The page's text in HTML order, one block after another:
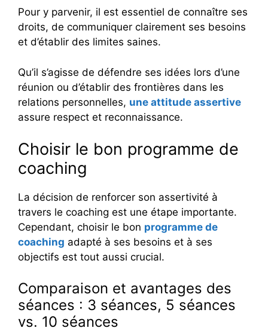
Pour y parvenir, il est essentiel de connaître ses
droits, de communiquer clairement ses besoins
et d’établir des limites saines.
Qu’il s’agisse de défendre ses idées lors d’une
réunion ou d’établir des frontières dans les
relations personnelles, une attitude assertive
assure respect et reconnaissance.
Choisir le bon programme de
coaching
La décision de renforcer son assertivité à
travers le coaching est une étape importante.
Cependant, choisir le bon programme de
coaching adapté à ses besoins et à ses
objectifs est tout aussi crucial.
Comparaison et avantages des
séances : 3 séances, 5 séances
vs. 10 séances